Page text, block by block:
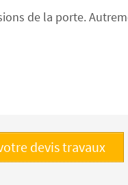
de la porte.
devis travaux